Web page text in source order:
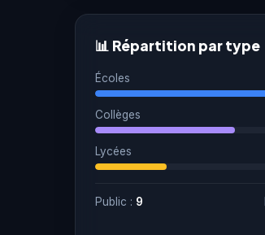
📊 Répartition par type
Écoles
Collèges
Lycées
Public : 9